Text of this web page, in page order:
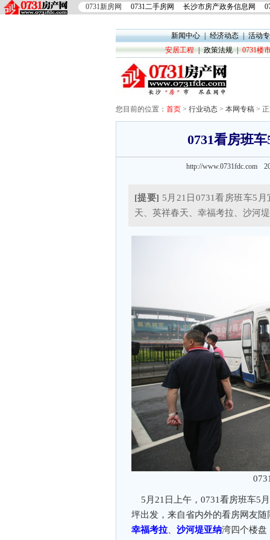
0731新房网 0731二手房网 长沙市房产政务信息网
新闻中心|经济动态|活动
安居工程
政策法规 0731楼
您目前的位置： 首页 > 行业动态 > 本网专稿 >
0731看房班
http://www.0731fdc.com
[提要] 5月21日0731看房班车5
天、英祥春天、幸福考拉、沙河
5月21日上午，0731看房班车5
坪出发，来自省内外的看房网友
幸福考拉
沙河堤亚纳湾四个楼盘